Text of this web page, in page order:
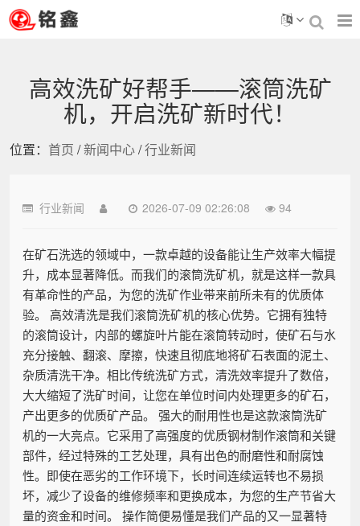
高效洗矿好帮手——滚筒洗矿
机，开启洗矿新时代！
位置： 首页 /新闻中心/行业新闻
行业新闻 2026-07-09 02:26:08 94
在矿石洗选的领域中，一款卓越的设备能让生产效率大幅提
升，成本显著降低。而我们的滚筒洗矿机，就是这样一款具
有革命性的产品，为您的洗矿作业带来前所未有的优质体
验。 高效清洗是我们滚筒洗矿机的核心优势。它拥有独特
的滚筒设计，内部的螺旋叶片能在滚筒转动时，使矿石与水
充分接触、翻滚、摩擦，快速且彻底地将矿石表面的泥土、
杂质清洗干净。相比传统洗矿方式，清洗效率提升了数倍，
大大缩短了洗矿时间，让您在单位时间内处理更多的矿石，
产出更多的优质矿产品。 强大的耐用性也是这款滚筒洗矿
机的一大亮点。它采用了高强度的优质钢材制作滚筒和关键
部件，经过特殊的工艺处理，具有出色的耐磨性和耐腐蚀
性。即使在恶劣的工作环境下，长时间连续运转也不易损
坏，减少了设备的维修频率和更换成本，为您的生产节省大
量的资金和时间。 操作简便易懂是我们产品的又一显著特